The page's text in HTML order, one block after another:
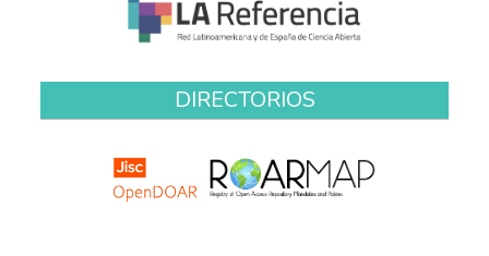
DIRECTORIOS